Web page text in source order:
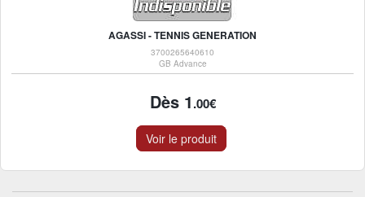
AGASSI - TENNIS GENERATION
3700265640610
GB Advance
Dès 1.00€
Voir le produit